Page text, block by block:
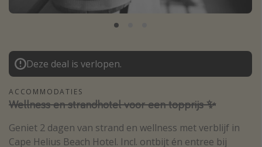
Thailand
Malta
Madeira
Egypte
Bali
Type vakantie
Deze deal is verlopen.
ACCOMMODATIES
Wellness en strandhotel voor een topprijs ✨
Geniet 2 dagen van strand en wellness met verblijf in
Cape Helius Beach Hotel. Incl. ontbijt én entree bij